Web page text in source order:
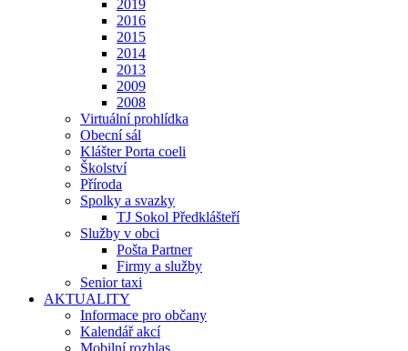
2019
2016
2015
2014
2013
2009
2008
Virtuální prohlídka
Obecní sál
Klášter Porta coeli
Školství
Příroda
Spolky a svazky
TJ Sokol Předklášteří
Služby v obci
Pošta Partner
Firmy a služby
Senior taxi
AKTUALITY
Informace pro občany
Kalendář akcí
Mobilní rozhlas